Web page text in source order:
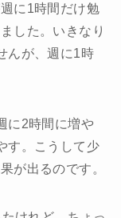
に1時間だけ勉
した。いきなり
んが、週に1時
に2時間に増や
す。こうして少
が出るのです。